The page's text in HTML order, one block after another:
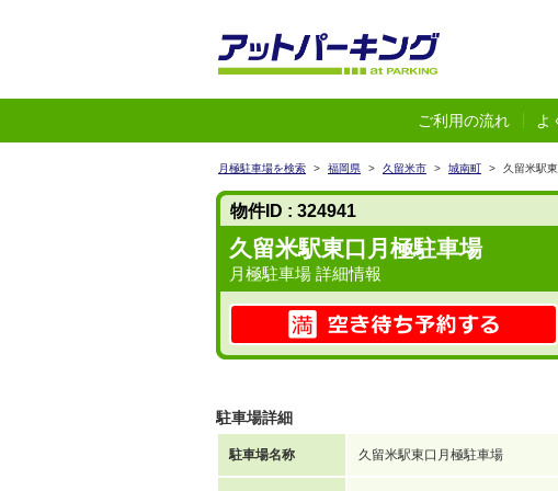
ご利用の流れ よ
月極駐車場を検索 > 福岡県 > 久留米市 > 城南町 > 久留米駅
物件ID : 324941
久留米駅東口月極駐車場
月極駐車場 詳細情報
駐車場詳細
駐車場名称 久留米駅東口月極駐車場